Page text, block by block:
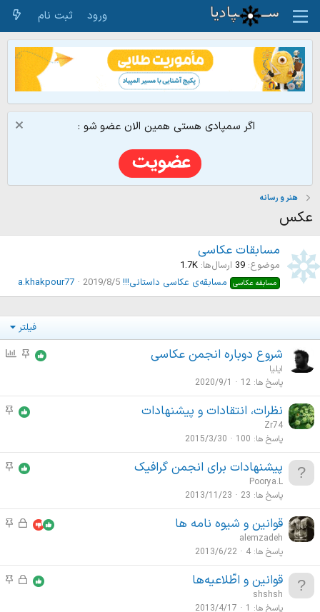
ورود ثبت نام
اگر سمپادی هستی همین الان عضو شو :
هنر و رسانه
عکس
مسابقات عکاسی
موضوع 39 ارسال‌ها 1.7K
مسابقه عکاسی مسابقه‌ی عکاسی داستانی!!! 2019/8/5
a.khakpour77
فیلتر
م
و
ع
م
ه
ن
ن
شروع دوباره انجمن عکاسی
ایلیا
پاسخ ها 12
2020/9/1
م
و
ع
م
ه
نظرات، انتقادات و پیشنهادات
Zr74
پاسخ ها 100
2015/3/30
م
و
ع
م
ه
پیشنهادات برای انجمن گرافیک
Poorya.L
پاسخ ها 23
2013/11/23
ق
ش
د
م
و
ع
قوانین و شیوه نامه ها
alemzadeh
پاسخ ها 4
2013/6/22
ق
م
قوانین و اطّلاعیه‌ها
shshsh
پاسخ ها
1
2013/4/17